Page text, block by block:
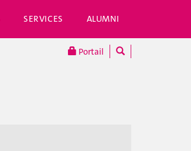
SERVICES ALUMNI
Portail